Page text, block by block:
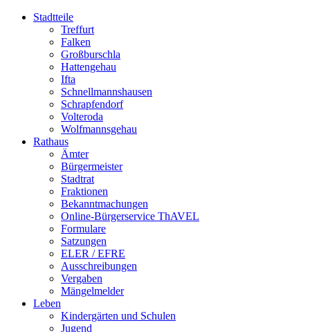
Stadtteile
Treffurt
Falken
Großburschla
Hattengehau
Ifta
Schnellmannshausen
Schrapfendorf
Volteroda
Wolfmannsgehau
Rathaus
Ämter
Bürgermeister
Stadtrat
Fraktionen
Bekanntmachungen
Online-Bürgerservice ThAVEL
Formulare
Satzungen
ELER / EFRE
Ausschreibungen
Vergaben
Mängelmelder
Leben
Kindergärten und Schulen
Jugend